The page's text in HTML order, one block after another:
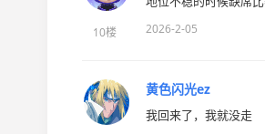
10楼 2026-2-05
黄色闪光ez
我回来了，我就没走